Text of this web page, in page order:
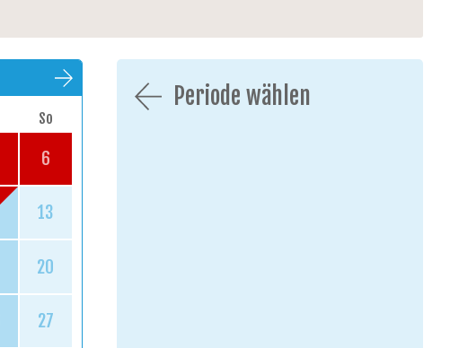
So
6
13
20
27
Periode wählen